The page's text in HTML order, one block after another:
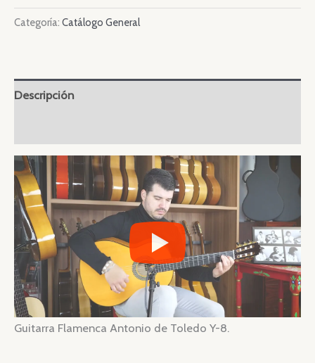
Categoría: Catálogo General
Descripción
Guitarra Flamenca Antonio de Toledo Y-8.